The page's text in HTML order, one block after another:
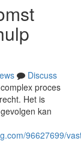
Discuss
proces
Het is
kan
96627699/